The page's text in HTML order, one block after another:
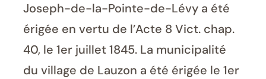
Joseph-de-la-Pointe-de-Lévy a été
érigée en vertu de l’Acte 8 Vict. chap.
40, le 1er juillet 1845. La municipalité
du village de Lauzon a été érigée le 1er